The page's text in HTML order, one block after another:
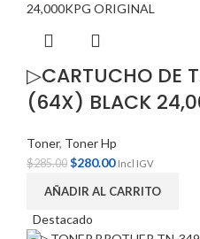
▷CARTUCHO DE
(64X) BLACK
Toner, Toner Hp
$285.00 $280.00 Incl IGV
AÑADIR AL CARRITO
Destacado